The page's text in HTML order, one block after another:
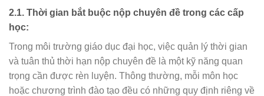
2.1. Thời gian bắt buộc nộp chuyên đề trong các cấp
học:
Trong môi trường giáo dục đại học, việc quản lý thời gian
và tuân thủ thời hạn nộp chuyên đề là một kỹ năng quan
trọng cần được rèn luyện. Thông thường, mỗi môn học
hoặc chương trình đào tạo đều có những quy định riêng về